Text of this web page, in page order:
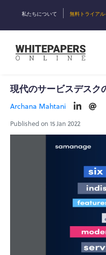
私たちについて 無料トライア
現代のサービスデスク
Archana Mahtani
Published on 15 Jan 2022